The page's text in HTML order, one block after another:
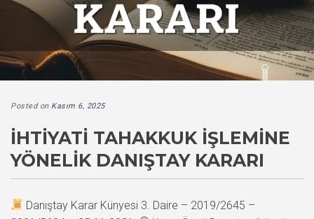
Posted on Kasım 6, 2025
İHTIYATI TAHAKKUK İŞLEMINE
YÖNELIK DANIŞTAY KARARI
Danıştay Karar Künyesi 3. Daire – 2019/2645 –